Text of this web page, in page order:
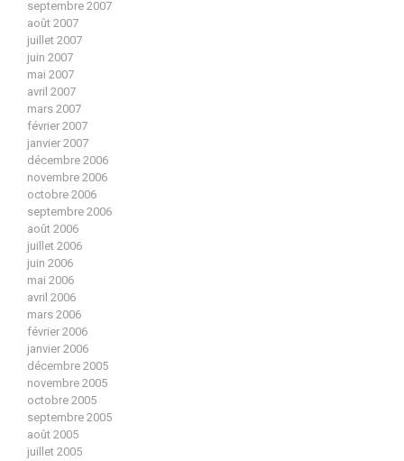
septembre 2007
août 2007
juillet 2007
juin 2007
mai 2007
avril 2007
mars 2007
février 2007
janvier 2007
décembre 2006
novembre 2006
octobre 2006
septembre 2006
août 2006
juillet 2006
juin 2006
mai 2006
avril 2006
mars 2006
février 2006
janvier 2006
décembre 2005
novembre 2005
octobre 2005
septembre 2005
août 2005
juillet 2005